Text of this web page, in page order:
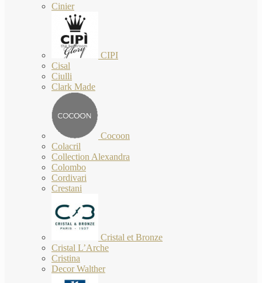
Cinier
CIPI
Cisal
Ciulli
Clark Made
Cocoon
Colacril
Collection Alexandra
Colombo
Cordivari
Crestani
Cristal et Bronze
Cristal L’Arche
Cristina
Decor Walther